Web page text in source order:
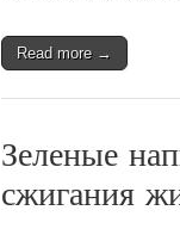
Read more →
Зеленые
сжигания